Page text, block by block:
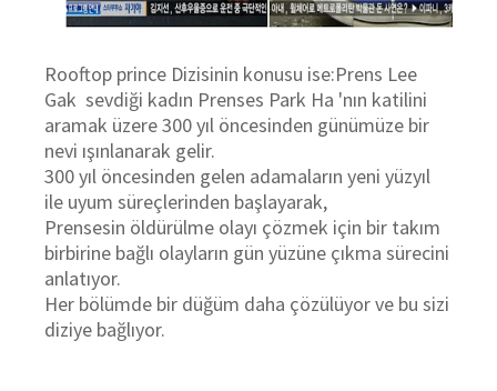
Rooftop prince Dizisinin konusu ise:Prens Lee
Gak sevdiği kadın Prenses Park Ha 'nın katilini
aramak üzere 300 yıl öncesinden günümüze bir
nevi ışınlanarak gelir.
300 yıl öncesinden gelen adamaların yeni yüzyıl
ile uyum süreçlerinden başlayarak,
Prensesin öldürülme olayı çözmek için bir takım
birbirine bağlı olayların gün yüzüne çıkma sürecini
anlatıyor.
Her bölümde bir düğüm daha çözülüyor ve bu sizi
diziye bağlıyor.